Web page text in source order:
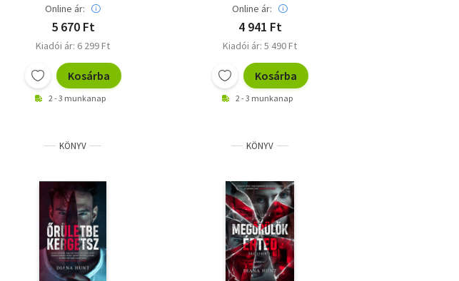
Online ár:
5 670 Ft
Kiadói ár: 6 299 Ft
Kosárba
2 - 3 munkanap
Online ár:
4 941 Ft
Kiadói ár: 5 490 Ft
Kosárba
2 - 3 munkanap
KÖNYV KÖNYV